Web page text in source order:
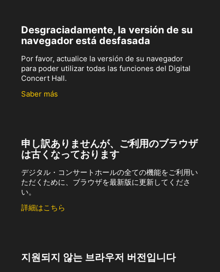
Desgraciadamente, la versión de su
navegador está desfasada
Por favor, actualice la versión de su navegador
para poder utilizar todas las funciones del Digital
Concert Hall.
Saber más
申し訳ありませんが、ご利用のブラウザ
は古くなっております
デジタル・コンサートホールの全ての機能をご利用い
ただくために、ブラウザを最新版に更新してくださ
い。
詳細はこちら
지원되지 않는 브라우저 버전입니다